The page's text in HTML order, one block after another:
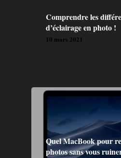
Comprendre les
d’éclairage en photo !
10 mars 2021
Quel MacBook pour
photos sans vous